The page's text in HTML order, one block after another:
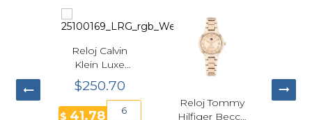
Reloj Calvin
Klein Luxe
Cuarzo
Plateado Mujer
34mm
$250.70
41.78
6
Reloj Tommy
Hilfiger Becca
Bulova